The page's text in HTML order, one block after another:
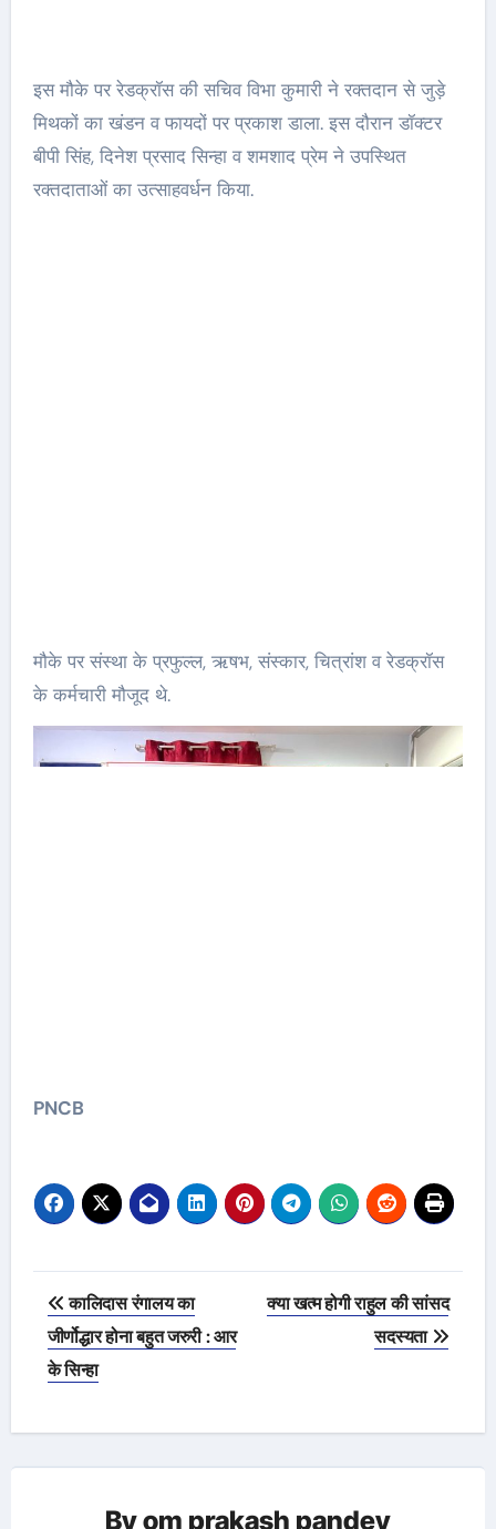
इस मौके पर रेडक्रॉस की सचिव विभा कुमारी ने रक्तदान से जुड़े
मिथकों का खंडन व फायदों पर प्रकाश डाला. इस दौरान डॉक्टर
बीपी सिंह, दिनेश प्रसाद सिन्हा व शमशाद प्रेम ने उपस्थित
रक्तदाताओं का उत्साहवर्धन किया.
मौके पर संस्था के प्रफुल्ल, ऋषभ, संस्कार, चित्रांश व रेडक्रॉस
के कर्मचारी मौजूद थे.
PNCB
Post
navigation
कालिदास रंगालय का
जीर्णोद्धार होना बहुत जरुरी : आर
के सिन्हा
क्या खत्म होगी राहुल की सांसद
सदस्यता
Byom prakash pandey